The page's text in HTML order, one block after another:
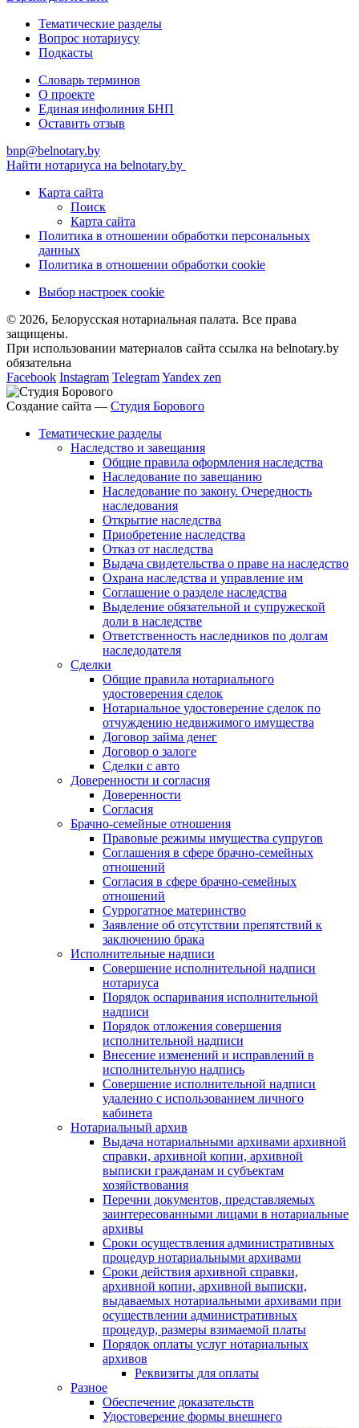
Тематические разделы
Вопрос нотариусу
Подкасты
Словарь терминов
О проекте
Единая инфолиния БНП
Оставить отзыв
bnp@belnotary.by
Найти нотариуса на belnotary.by
Карта сайта
Поиск
Карта сайта
Политика в отношении обработки персональных
данных
Политика в отношении обработки cookie
Выбор настроек cookie
© 2026, Белорусская нотариальная палата. Все права
защищены.
При использовании материалов сайта ссылка на belnotary.by
обязательна
Facebook Instagram TelegramYandex zen
Создание сайта — Студия Борового
Тематические разделы
Наследство и завещания
Общие правила оформления наследства
Наследование по завещанию
Наследование по закону. Очередность
наследования
Открытие наследства
Приобретение наследства
Отказ от наследства
Выдача свидетельства о праве на наследство
Охрана наследства и управление им
Соглашение о разделе наследства
Выделение обязательной и супружеской
доли в наследстве
Ответственность наследников по долгам
наследодателя
Сделки
Общие правила нотариального
удостоверения сделок
Нотариальное удостоверение сделок по
отчуждению недвижимого имущества
Договор займа денег
Договор о залоге
Сделки с авто
Доверенности и согласия
Доверенности
Согласия
Брачно-семейные отношения
Правовые режимы имущества супругов
Соглашения в сфере брачно-семейных
отношений
Согласия в сфере брачно-семейных
отношений
Суррогатное материнство
Заявление об отсутствии препятствий к
заключению брака
Исполнительные надписи
Совершение исполнительной надписи
нотариуса
Порядок оспаривания исполнительной
надписи
Порядок отложения совершения
исполнительной надписи
Внесение изменений и исправлений в
исполнительную надпись
Совершение исполнительной надписи
удаленно с использованием личного
кабинета
Нотариальный архив
Выдача нотариальными архивами архивной
справки, архивной копии, архивной
выписки гражданам и субъектам
хозяйствования
Перечни документов, представляемых
заинтересованными лицами в нотариальные
архивы
Сроки осуществления административных
процедур нотариальными архивами
Сроки действия архивной справки,
архивной копии, архивной выписки,
выдаваемых нотариальными архивами при
осуществлении административных
процедур, размеры взимаемой платы
Порядок оплаты услуг нотариальных
архивов
Реквизиты для оплаты
Разное
Обеспечение доказательств
Удостоверение формы внешнего